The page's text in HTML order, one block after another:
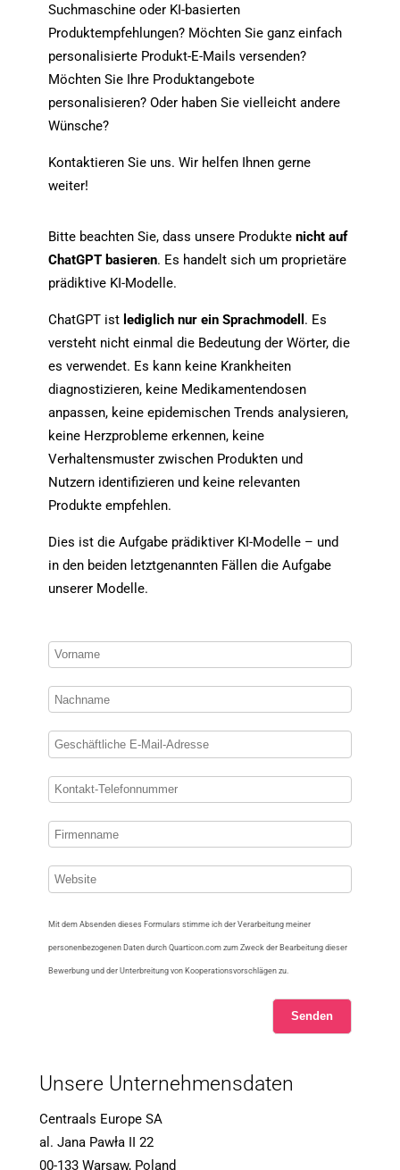
Suchmaschine oder KI-basierten
Produktempfehlungen? Möchten Sie ganz einfach
personalisierte Produkt-E-Mails versenden?
Möchten Sie Ihre Produktangebote
personalisieren? Oder haben Sie vielleicht andere
Wünsche?
Kontaktieren Sie uns. Wir helfen Ihnen gerne
weiter!
Bitte beachten Sie, dass unsere Produkte nicht auf
ChatGPT basieren. Es handelt sich um proprietäre
prädiktive KI-Modelle.
ChatGPT ist lediglich nur ein Sprachmodell . Es
versteht nicht einmal die Bedeutung der Wörter, die
es verwendet. Es kann keine Krankheiten
diagnostizieren, keine Medikamentendosen
anpassen, keine epidemischen Trends analysieren,
keine Herzprobleme erkennen, keine
Verhaltensmuster zwischen Produkten und
Nutzern identifizieren und keine relevanten
Produkte empfehlen.
Dies ist die Aufgabe prädiktiver KI-Modelle – und
in den beiden letztgenannten Fällen die Aufgabe
unserer Modelle.
Mit dem Absenden dieses Formulars stimme ich der Verarbeitung meiner
personenbezogenen Daten durch Quarticon.com zum Zweck der Bearbeitung dieser
Bewerbung und der Unterbreitung von Kooperationsvorschlägen zu.
Senden
Unsere Unternehmensdaten
Centraals Europe SA
al. Jana Pawła II 22
00-133 Warsaw, Poland